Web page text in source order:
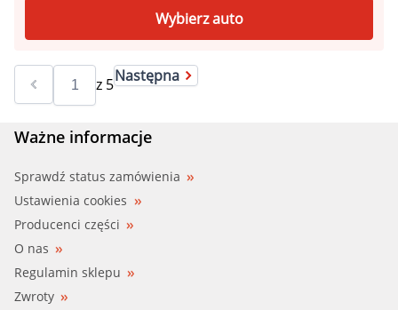
Wybierz auto
z 5Następna
Ważne informacje
Sprawdź status zamówienia
Ustawienia cookies
Producenci części
O nas
Regulamin sklepu
Zwroty